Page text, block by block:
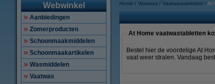
Webwinkel
Aanbiedingen
Zomerproducten
Schoonmaakmiddelen
Schoonmaakartikelen
Wasmiddelen
Vaatwas
Home Vaatwas Vaatwastabletten At
At Home vaatwastabletten
Bestel hier de voordelige At
vaat weer stralen. Vandaag